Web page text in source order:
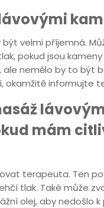
být velmi příjemná.
pokud jsou
ale nemělo by to být
okamžitě informujte
mám
terapeuta. Ten
tlak. Také může
olej, aby nedošlo